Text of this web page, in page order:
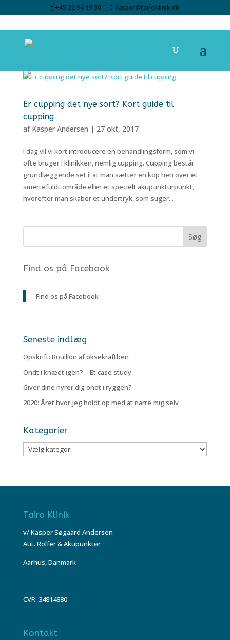
+45 22 94 19 50 kasper@tairoklinik.dk
Er cupping det nye sort? Kort guide til
cupping
af Kasper Andersen | 27 okt, 2017
I dag vil vi kort introducere en behandlingsform, som vi
ofte bruger i klinikken, nemlig cupping. Cupping består
grundlæggende set i, at man sætter en kop hen over et
smertefuldt område eller et specielt akupunkturpunkt,
hvorefter man skaber et undertryk, som suger...
Find os på Facebook
Find os på Facebook
Seneste indlæg
Opskrift: Bouillon af oksekraftben
Ondt i knæet igen? – Et case study
Giver dine nyrer dig ondt i ryggen?
2020: Året hvor jeg holdt op med at narre mig selv
Kategorier
Kategorier
Tairo Klinik
v/ Kasper Søgaard Andersen
Aut. Rolfer & Akupunktør
Aarhus, Danmark
CVR: 34814880
Kontakt